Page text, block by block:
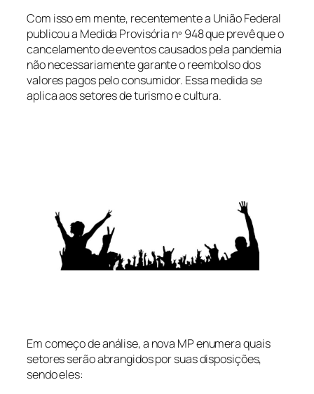
Com isso em mente, recentemente a União Federal
publicou a Medida Provisória nº 948 que prevê que o
cancelamento de eventos causados pela pandemia
não necessariamente garante o reembolso dos
valores pagos pelo consumidor. Essa medida se
aplica aos setores de turismo e cultura.
Em começo de análise, a nova MP enumera quais
setores serão abrangidos por suas disposições,
sendo eles: